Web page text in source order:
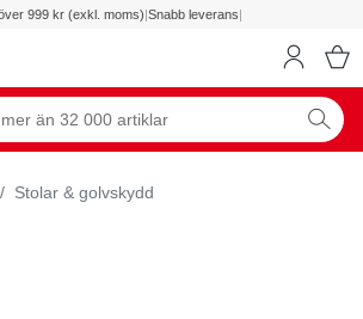
999 kr (exkl. moms)|Snabb leverans|
Stolar & golvskydd